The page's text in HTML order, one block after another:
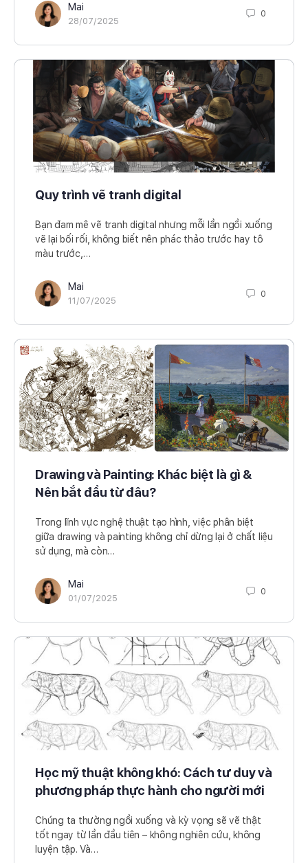
Mai
28/07/2025
0
Quy trình vẽ tranh digital
Bạn đam mê vẽ tranh digital nhưng mỗi lần ngồi xuống
vẽ lại bối rối, không biết nên phác thảo trước hay tô
màu trước,…
Mai
11/07/2025
0
Drawing và Painting: Khác biệt là gì &
Nên bắt đầu từ đâu?
Trong lĩnh vực nghệ thuật tạo hình, việc phân biệt
giữa drawing và painting không chỉ dừng lại ở chất liệu
sử dụng, mà còn…
Mai
01/07/2025
0
Học mỹ thuật không khó: Cách tư duy và
phương pháp thực hành cho người mới
Chúng ta thường ngồi xuống và kỳ vọng sẽ vẽ thật
tốt ngay từ lần đầu tiên – không nghiên cứu, không
luyện tập. Và…